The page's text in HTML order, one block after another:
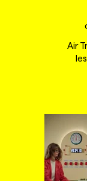
Air